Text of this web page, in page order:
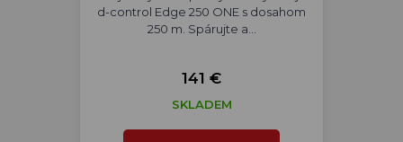
d-control Edge 250 ONE s dosahom
250 m. Spárujte a…
141 €
SKLADEM